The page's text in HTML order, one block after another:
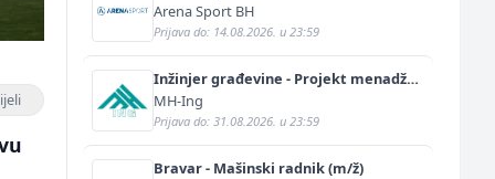
Arena Sport BH
Prijava do: 14.08.2026. u 23:59
Inžinjer građevine - Projekt menadžer
(m/ž)
MH-Ing
Prijava do: 31.08.2026. u 23:59
Bravar - Mašinski radnik (m/ž)